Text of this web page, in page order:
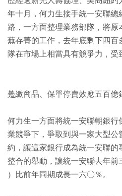
年十月，何力生接手統一安聯總
路，一方面整理業務部隊，將
蕪存菁的工作，去年底剩下四
隊在市場上相當具有競爭力，受
躉繳商品、保單停賣效應五百億
何力生一方面將統一安聯朝銀行
業競爭下，爭取到與一家大型
約，讓這家銀行成為統一安聯
整合的舉動，讓統一安聯去年前
）比前年同期成長一六○％。